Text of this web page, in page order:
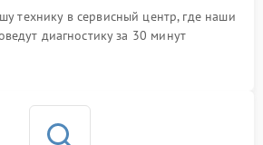
технику в сервисный центр, где наши
диагностику за 30 минут